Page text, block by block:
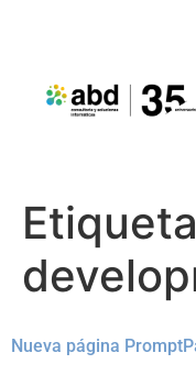
Nueva página